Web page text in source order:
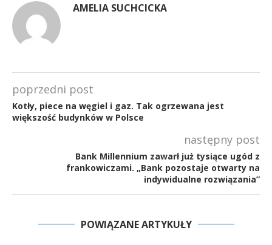
AMELIA SUCHCICKA
poprzedni post
Kotły, piece na węgiel i gaz. Tak ogrzewana jest
większość budynków w Polsce
następny post
Bank Millennium zawarł już tysiące ugód z
frankowiczami. „Bank pozostaje otwarty na
indywidualne rozwiązania”
POWIĄZANE ARTYKUŁY